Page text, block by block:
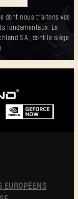
dont nous traitons vos
fondamentaux. Le
S.A., dont le siège
EUROPÉENS